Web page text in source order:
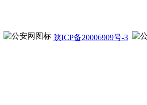
陕ICP备20006909号-3